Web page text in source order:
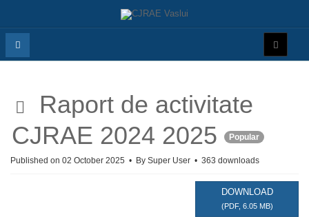
p
d
f
Raport de activitate
CJRAE 2024 2025
Popular
Published on 02 October 2025 By Super User 363 downloads
DOWNLOAD
(PDF, 6.05 MB)